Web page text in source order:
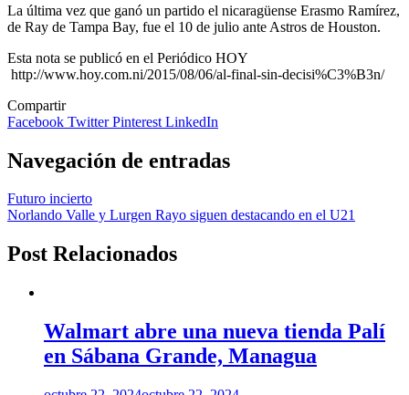
La última vez que ganó un partido el nicaragüense Erasmo Ramírez,
de Ray de Tampa Bay, fue el 10 de julio ante Astros de Houston.
Esta nota se publicó en el Periódico HOY
http://www.hoy.com.ni/2015/08/06/al-final-sin-decisi%C3%B3n/
Compartir
Facebook TwitterPinterest LinkedIn
Navegación de entradas
Futuro incierto
Norlando Valle y Lurgen Rayo siguen destacando en el U21
Post Relacionados
Walmart abre una nueva tienda Palí
en Sábana Grande, Managua